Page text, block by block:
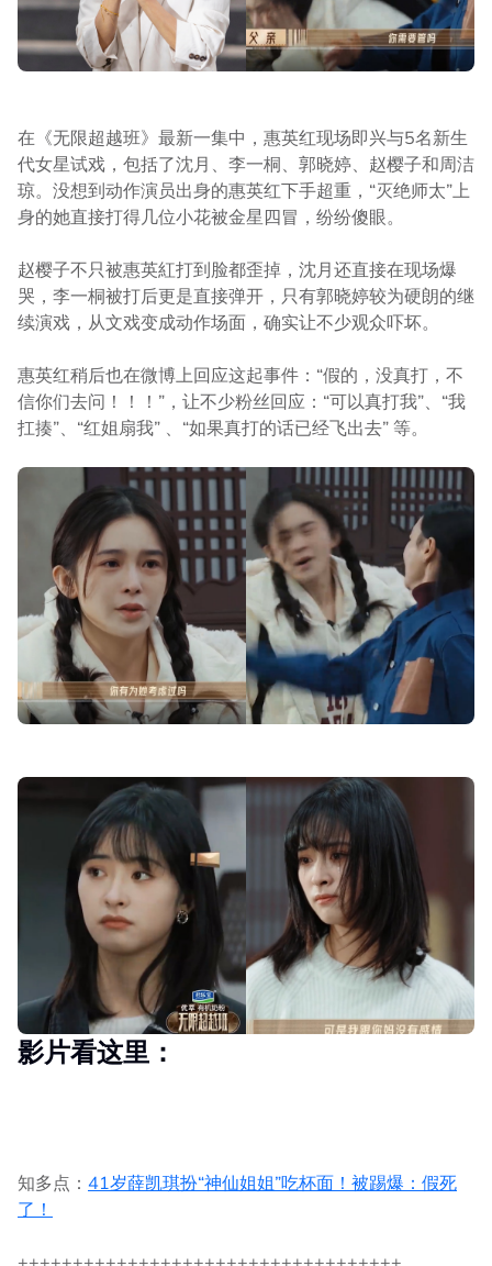
在《无限超越班》最新一集中，惠英红现场即兴与5名新生
代女星试戏，包括了沈月、李一桐、郭晓婷、赵樱子和周洁
琼。没想到动作演员出身的惠英红下手超重，“灭绝师太”上
身的她直接打得几位小花被金星四冒，纷纷傻眼。
赵樱子不只被惠英紅打到脸都歪掉，沈月还直接在现场爆
哭，李一桐被打后更是直接弹开，只有郭晓婷较为硬朗的继
续演戏，从文戏变成动作场面，确实让不少观众吓坏。
惠英红稍后也在微博上回应这起事件：“假的，没真打，不
信你们去问！！！”，让不少粉丝回应：“可以真打我”、“我
扛揍”、“红姐扇我” 、“如果真打的话已经飞出去” 等。
影片看这里：
知多点： 41岁薛凯琪扮“神仙姐姐”吃杯面！被踢爆：假死
了！